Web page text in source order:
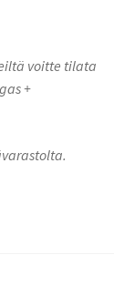
voitte tilata
+